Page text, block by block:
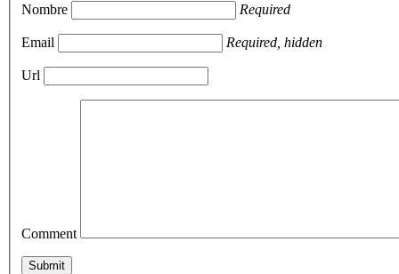
Nombre Required
Email Required, hidden
Url
Comment